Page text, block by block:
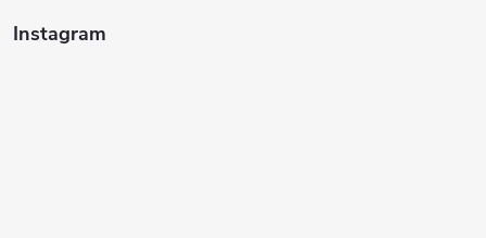
Instagram